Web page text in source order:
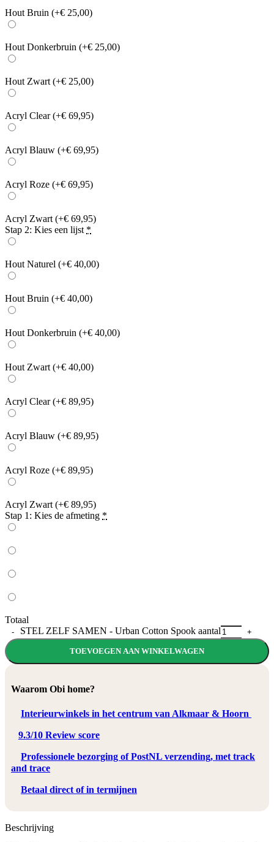
Hout Bruin (+€ 25,00)
Hout Donkerbruin (+€ 25,00)
Hout Zwart (+€ 25,00)
Acryl Clear(+€ 69,95)
Acryl Blauw (+€ 69,95)
Acryl Roze (+€ 69,95)
Acryl Zwart (+€ 69,95)
Stap 2: Kies een lijst *
Hout Naturel (+€ 40,00)
Hout Bruin (+€ 40,00)
Hout Donkerbruin (+€ 40,00)
Hout Zwart (+€ 40,00)
Acryl Clear(+€ 89,95)
Acryl Blauw (+€ 89,95)
Acryl Roze (+€ 89,95)
Acryl Zwart (+€ 89,95)
Stap 1: Kies de afmeting *
Totaal
STEL ZELF SAMEN - Urban Cotton Spook aantal
TOEVOEGEN AAN WINKELWAGEN
Waarom Obi home?
Interieurwinkels in het centrum van Alkmaar & Hoorn
9.3/10 Review score
Professionele bezorging of PostNL verzending, met track
and trace
Betaal direct of in termijnen
Beschrijving